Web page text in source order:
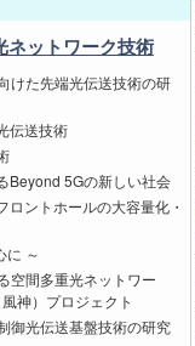
ットワーク技術
けた先端光伝送技術の研
伝送技術
Beyond 5Gの新しい社会
ントホールの大容量化・
に ～
空間多重光ネットワー
神）プロジェクト
御光伝送基盤技術の研究